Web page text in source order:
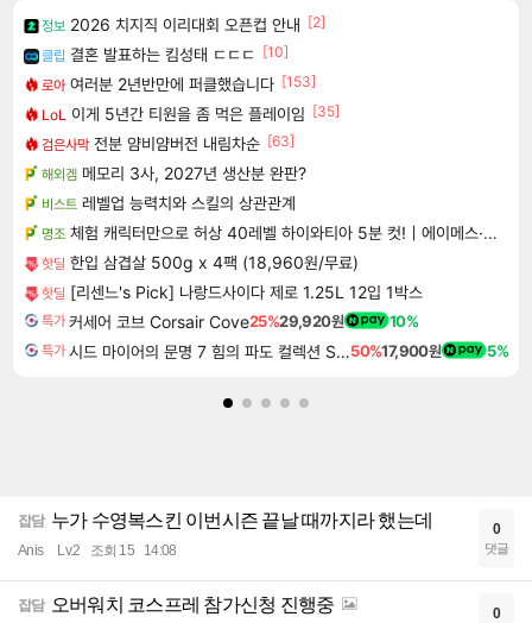
정보 2026 치지직 이리대회 오픈컵 안내 [2]
클립 결혼 발표하는 킴성태 ㄷㄷㄷ [10]
로아 여러분 2년반만에 퍼클했습니다 [153]
LoL 이게 5년간 티원을 좀 먹은 플레이임 [35]
검은사막 전분 얌비얌버전 내림차순 [63]
해외겜 메모리 3사, 2027년 생산분 완판?
비스트 레벨업 능력치와 스킬의 상관관계
명조 체험 캐릭터만으로 허상 40레벨 하이와티아 5분 컷!｜에이메스·린네·모니에 명함
핫딜 한입 삼겹살 500g x 4팩 (18,960원/무료)
핫딜 [리센느's Pick] 나랑드사이다 제로 1.25L 12입 1박스
특가 커세어 코브 Corsair Cove25%29,920원 10%
특가 시드 마이어의 문명 7 힘의 파도 컬렉션 Sid Meier's Civilization VII Tides of Power Collection DLC50%17,900원 5%
잡담 누가 수영복스킨 이번시즌 끝날 때까지라 했는데
Anis Lv.2 조회 15 14:08
0
댓글
잡담 오버워치 코스프레 참가신청 진행중 0